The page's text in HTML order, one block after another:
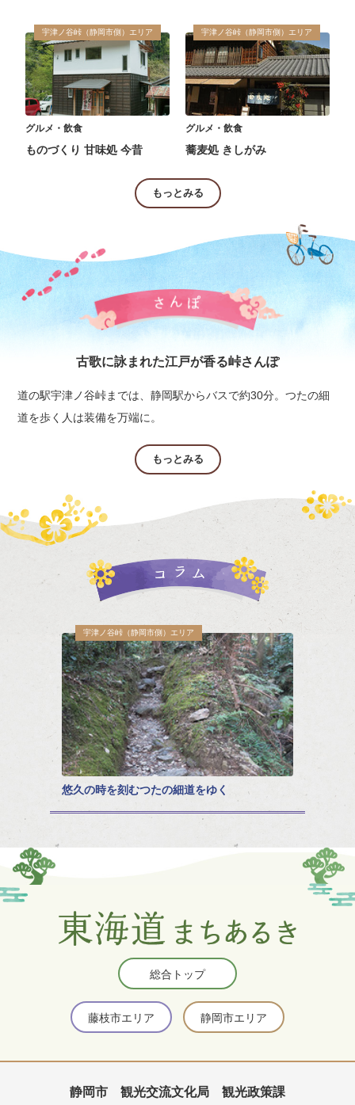
宇津ノ谷峠（静岡市側）エリア
グルメ・飲食
ものづくり 甘味処 今昔
宇津ノ谷峠（静岡市側）エリア
グルメ・飲食
蕎麦処 きしがみ
もっとみる
古歌に詠まれた江戸が香る峠さんぽ
道の駅宇津ノ谷峠までは、静岡駅からバスで約30分。つたの細
道を歩く人は装備を万端に。
もっとみる
宇津ノ谷峠（静岡市側）エリア
悠久の時を刻むつたの細道をゆく
総合トップ
藤枝市エリア 静岡市エリア
静岡市 観光交流文化局 観光政策課